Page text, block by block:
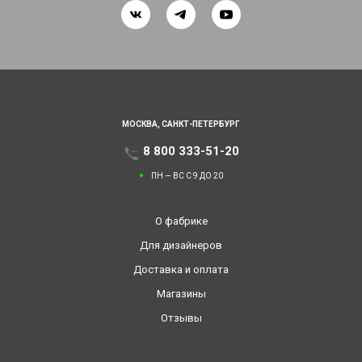
МОСКВА, САНКТ-ПЕТЕРБУРГ
8 800 333-51-20
ПН — ВС С 9 ДО 20
О фабрике
Для дизайнеров
Доставка и оплата
Магазины
Отзывы